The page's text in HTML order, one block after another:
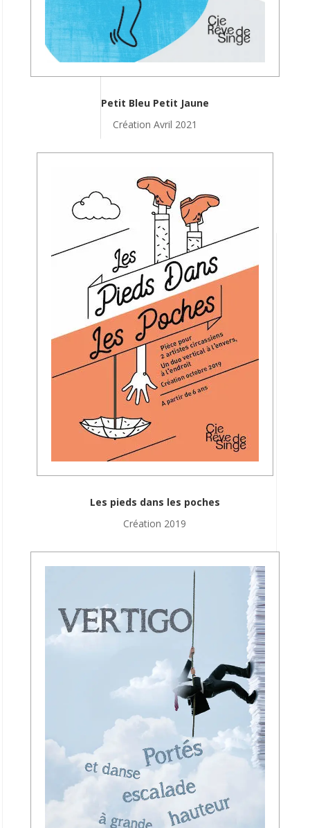
Petit Bleu Petit Jaune
Création Avril 2021
Les pieds dans les poches
Création 2019